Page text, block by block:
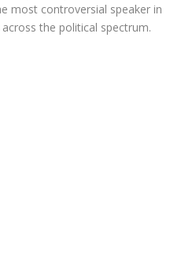
most controversial speaker in
the political spectrum.